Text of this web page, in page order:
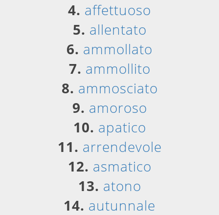
4. affettuoso
5. allentato
6. ammollato
7. ammollito
8. ammosciato
9. amoroso
10. apatico
11. arrendevole
12. asmatico
13. atono
14. autunnale